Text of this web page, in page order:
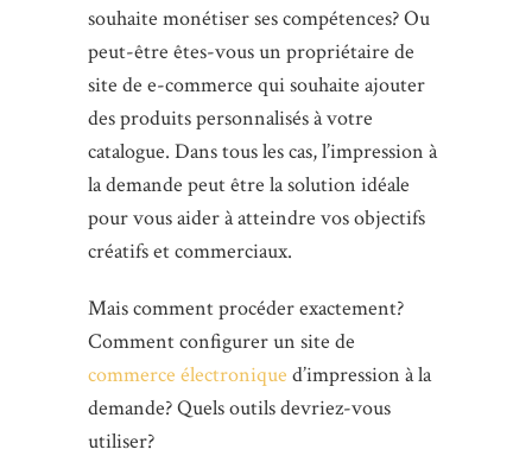
souhaite monétiser ses compétences? Ou
peut-être êtes-vous un propriétaire de
site de e-commerce qui souhaite ajouter
des produits personnalisés à votre
catalogue. Dans tous les cas, l’impression à
la demande peut être la solution idéale
pour vous aider à atteindre vos objectifs
créatifs et commerciaux.
Mais comment procéder exactement?
Comment configurer un site de
commerce électronique d’impression à la
demande? Quels outils devriez-vous
utiliser?